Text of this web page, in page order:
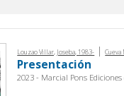
Louzao Villar, Joseba, 1983- |
Presentación
2023 - Marcial Pons